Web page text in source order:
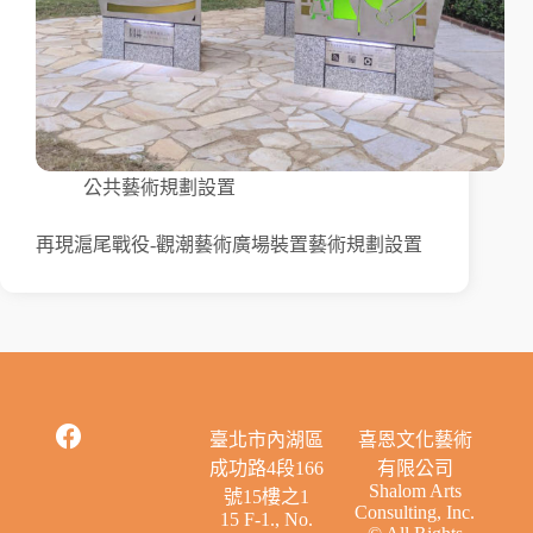
公共藝術規劃設置
再現滬尾戰役-觀潮藝術廣場裝置藝術規劃設置
喜恩文化藝術
有限公司
Shalom Arts
Consulting, Inc.
臺北市內湖區
成功路4段166
號15樓之1
15 F-1., No.